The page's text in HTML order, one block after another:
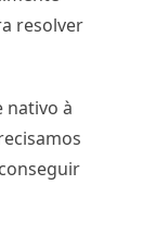
resolver
nativo à